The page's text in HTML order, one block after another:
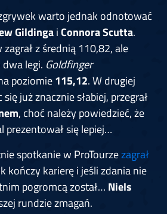
warto jednak odnotować
GildingaiConnora Scutta.
z średnią 110,82, ale
legi. Goldfinger
poziomie115,12. W drugiej
już znacznie słabiej, przegrał
, choć należy powiedzieć, że
prezentował się lepiej…
spotkanie w ProTourzezagrał
kończy karierę i jeśli zdania nie
pogromcą został… Niels
rundzie zmagań.